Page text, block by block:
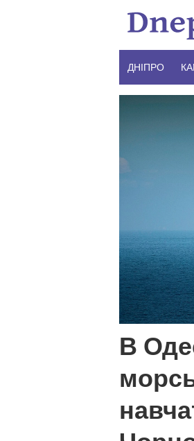
ДНІПРО
В